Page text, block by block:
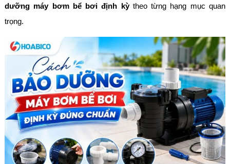
dưỡng máy bơm bể bơi định kỳ theo từng hạng mục quan
trọng.